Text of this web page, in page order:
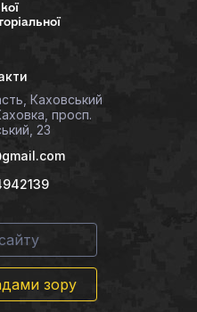
Каховський
просп.
23
зору